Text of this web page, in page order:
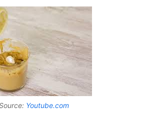
Youtube.com